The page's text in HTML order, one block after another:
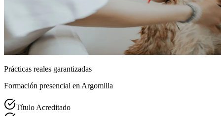
Prácticas reales garantizadas
Formación presencial en Argomilla
Título Acreditado